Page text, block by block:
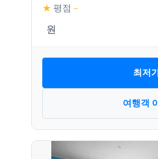
★ 평점 –
최저
여행객